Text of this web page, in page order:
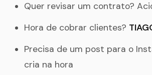
Quer revisar um contrato?
Hora de cobrar clientes?
Precisa de um post para o
cria na hora